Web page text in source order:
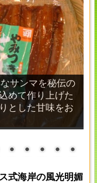
サンマを秘伝の
めて作り上げた
とした甘味をお
式海岸の風光明媚